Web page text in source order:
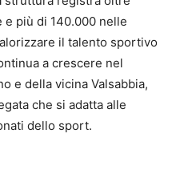
e più di 140.000 nelle
il talento sportivo
a crescere nel
e della vicina Valsabbia,
che si adatta alle
dello sport.